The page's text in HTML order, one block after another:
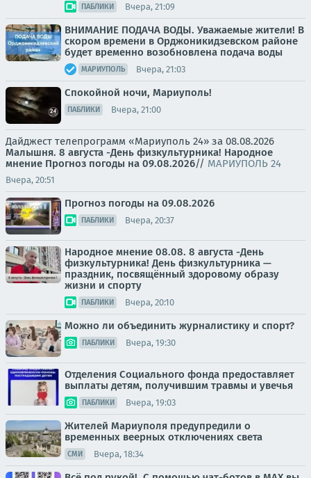
ПАБЛИКИ Вчера, 21:09
ВНИМАНИЕ ПОДАЧА ВОДЫ. Уважаемые жители! В
скором времени в Орджоникидзевском районе
будет временно возобновлена подача воды
МАРИУПОЛЬ Вчера, 21:03
Спокойной ночи, Мариуполь!
ПАБЛИКИ Вчера, 21:00
Дайджест телепрограмм «Мариуполь 24» за 08.08.2026
Малышня. 8 августа -День физкультурника! Народное
мнение Прогноз погоды на 09.08.2026// МАРИУПОЛЬ 24
Вчера, 20:51
Прогноз погоды на 09.08.2026
ПАБЛИКИ Вчера, 20:37
Народное мнение 08.08. 8 августа -День
физкультурника! День физкультурника —
праздник, посвящённый здоровому образу
жизни и спорту
ПАБЛИКИ Вчера, 20:10
Можно ли объединить журналистику и спорт?
ПАБЛИКИ Вчера, 19:30
Отделения Социального фонда предоставляет
выплаты детям, получившим травмы и увечья
ПАБЛИКИ Вчера, 19:03
Жителей Мариуполя предупредили о
временных веерных отключениях света
СМИ Вчера, 18:34